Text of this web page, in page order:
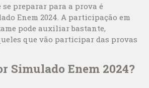
se preparar para a prova é
Enem 2024. A participação em
pode auxiliar bastante,
que vão participar das provas
Simulado Enem 2024?